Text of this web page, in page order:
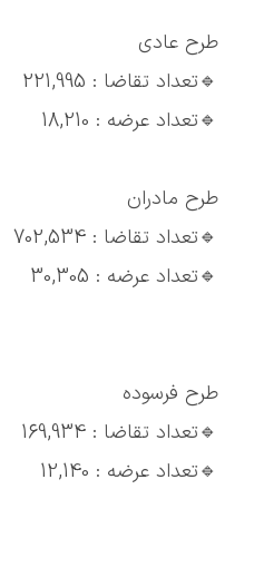
طرح عادی
🔹تعداد تقاضا : 221,995
🔹تعداد عرضه : 18,210
طرح مادران
🔹تعداد تقاضا : 702,534
🔹تعداد عرضه : 30,305
طرح فرسوده
🔹تعداد تقاضا : 169,934
🔹تعداد عرضه : 12,140